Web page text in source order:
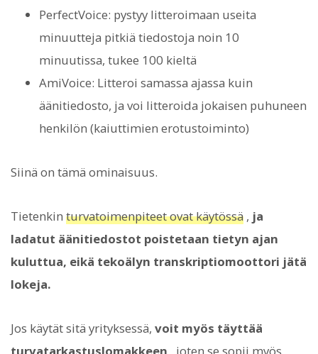
PerfectVoice: pystyy litteroimaan useita
minuutteja pitkiä tiedostoja noin 10
minuutissa, tukee 100 kieltä
AmiVoice: Litteroi samassa ajassa kuin
äänitiedosto, ja voi litteroida jokaisen puhuneen
henkilön (kaiuttimien erotustoiminto)
Siinä on tämä ominaisuus.
Tietenkin turvatoimenpiteet ovat käytössä , ja
ladatut äänitiedostot poistetaan tietyn ajan
kuluttua, eikä tekoälyn transkriptiomoottori jätä
lokeja.
Jos käytät sitä yrityksessä, voit myös täyttää